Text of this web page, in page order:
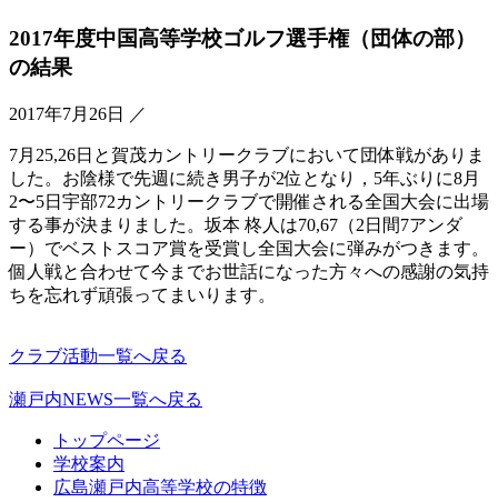
2017年度中国高等学校ゴルフ選手権（団体の部）
の結果
2017年7月26日 ／
7月25,26日と賀茂カントリークラブにおいて団体戦がありま
した。お陰様で先週に続き男子が2位となり，5年ぶりに8月
2〜5日宇部72カントリークラブで開催される全国大会に出場
する事が決まりました。坂本 柊人は70,67（2日間7アンダ
ー）でベストスコア賞を受賞し全国大会に弾みがつきます。
個人戦と合わせて今までお世話になった方々への感謝の気持
ちを忘れず頑張ってまいります。
クラブ活動一覧へ戻る
瀬戸内NEWS一覧へ戻る
トップページ
学校案内
広島瀬戸内高等学校の特徴